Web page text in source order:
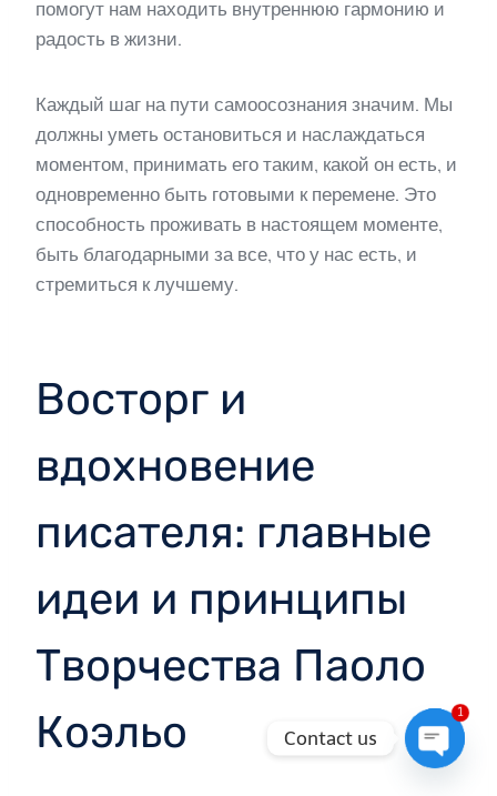
помогут нам находить внутреннюю гармонию и
радость в жизни.
Каждый шаг на пути самоосознания значим. Мы
должны уметь остановиться и наслаждаться
моментом, принимать его таким, какой он есть, и
одновременно быть готовыми к перемене. Это
способность проживать в настоящем моменте,
быть благодарными за все, что у нас есть, и
стремиться к лучшему.
Восторг и
вдохновение
писателя: главные
идеи и принципы
Творчества Паоло
Коэльо
Contact us
1